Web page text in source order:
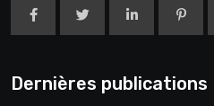
Dernières publications